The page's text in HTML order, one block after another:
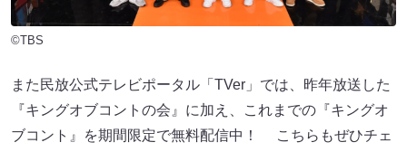
©TBS
また民放公式テレビポータル「TVer」では、昨年放送した
『キングオブコントの会』に加え、これまでの『キングオ
ブコント』を期間限定で無料配信中！ こちらもぜひチェ